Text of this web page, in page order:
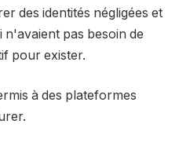
des identités négligées et
pas besoin de
pour exister.
à des plateformes